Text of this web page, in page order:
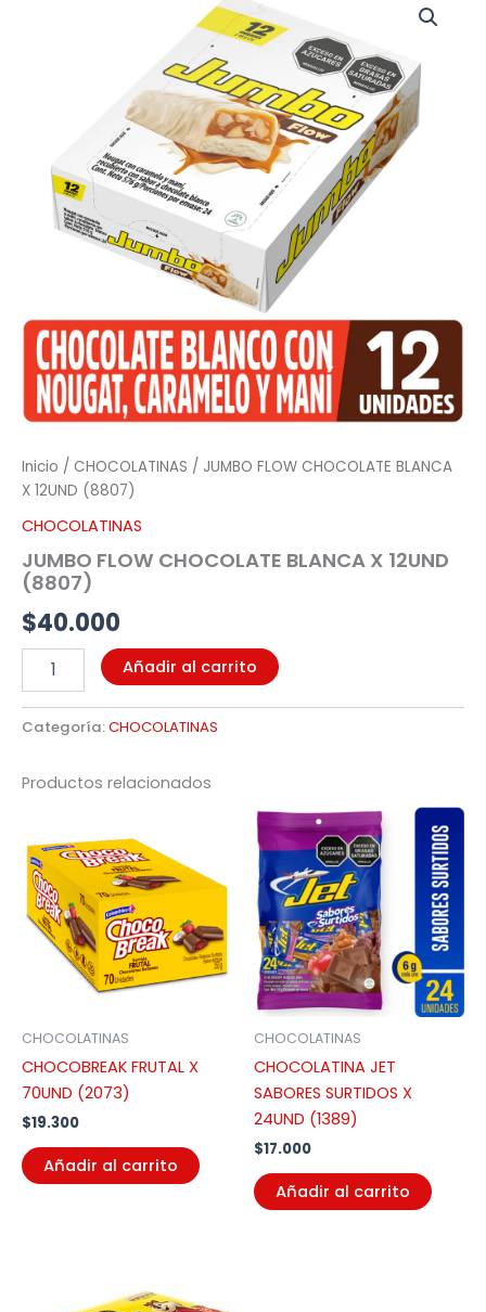
Inicio / CHOCOLATINAS / JUMBO FLOW CHOCOLATE BLANCA
X 12UND (8807)
CHOCOLATINAS
JUMBO FLOW CHOCOLATE BLANCA X 12UND
(8807)
$40.000
Añadir al carrito
Categoría:CHOCOLATINAS
Productos relacionados
CHOCOLATINAS
CHOCOBREAK FRUTAL X
70UND (2073)
$19.300
Añadir al carrito
CHOCOLATINAS
CHOCOLATINA JET
SABORES SURTIDOS X
24UND (1389)
$17.000
Añadir al carrito